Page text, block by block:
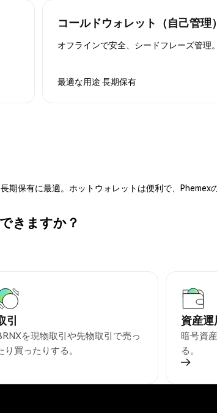
コールドウォレット（自己管理）
オフラインで安全、シードフレーズ管理。
最適な用途 長期保有
期保有に最適。ホットウォレットは便利で、
きますか？
引
を現物取引や先物取引で売っ
り買ったりする。
資産運
暗号資
る。